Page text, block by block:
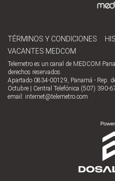
TÉRMINOS Y CONDICIONES
VACANTES MEDCOM
Telemetro es un canal de MEDCOM
derechos reservados.
Apartado 0834-00129, Panamá - Rep.
Octubre | Central Telefónica (507) 390-
email: internet@telemetro.com